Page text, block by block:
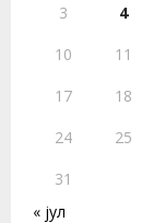
3
4
10
11
17
18
24
25
31
« јул